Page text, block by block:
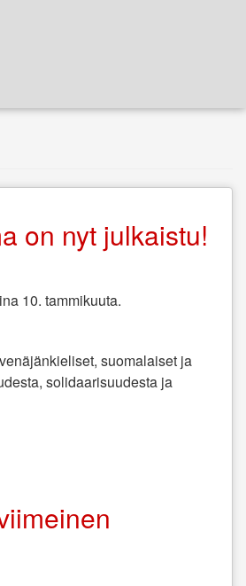
on nyt julkaistu!
10. tammikuuta.
suomalaiset ja
solidaarisuudesta ja